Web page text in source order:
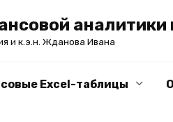
аналитики
и к.э.н. Жданова Ивана
Excel-таблицы